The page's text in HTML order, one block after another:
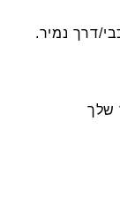
שלך